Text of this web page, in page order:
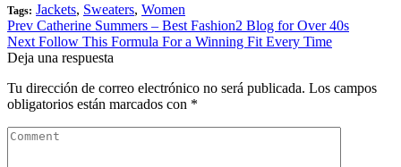
Tags: Jackets, Sweaters, Women
Prev Catherine Summers – Best Fashion2 Blog for Over 40s
Next Follow This Formula For a Winning Fit Every Time
Deja una respuesta
Tu dirección de correo electrónico no será publicada. Los campos
obligatorios están marcados con *